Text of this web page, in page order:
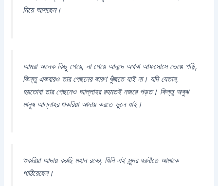
নিয়ে আসছেন।
আমরা অনেক কিছু পেয়ে, না পেয়ে আনন্দে অথবা আফসোসে ভেঙে পড়ি,
কিন্তু একবারও তার পেছনের কারণ খুঁজতে যাই না। যদি যেতাম,
হয়তোবা তার পেছনেও আল্লাহর রহমতই নজরে পড়ত। কিন্তু অবুঝ
মানুষ আল্লাহর শুকরিয়া আদায় করতে ভুলে যাই।
শুকরিয়া আদায় করছি মহান রবের, যিনি এই সুন্দর ধরনীতে আমাকে
পাঠিয়েছেন।